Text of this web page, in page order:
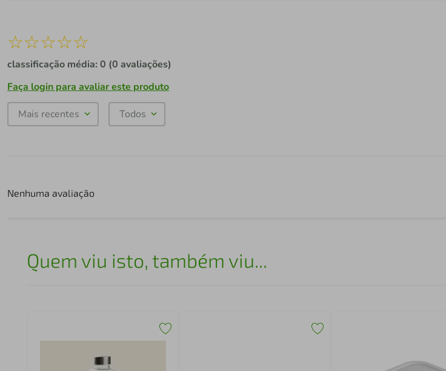
☆☆☆☆☆
classificação média: 0 (0 avaliações)
Faça login para avaliar este produto
Mais recentes Todos
Nenhuma avaliação
Quem viu isto, também viu...